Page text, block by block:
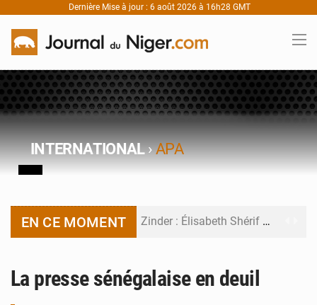
Dernière Mise à jour : 6 août 2026 à 16h28 GMT
INTERNATIONAL›APA
EN CE MOMENT Zinder : Élisabeth Shérif visite l’école Birni Garçon
La presse sénégalaise en deuil